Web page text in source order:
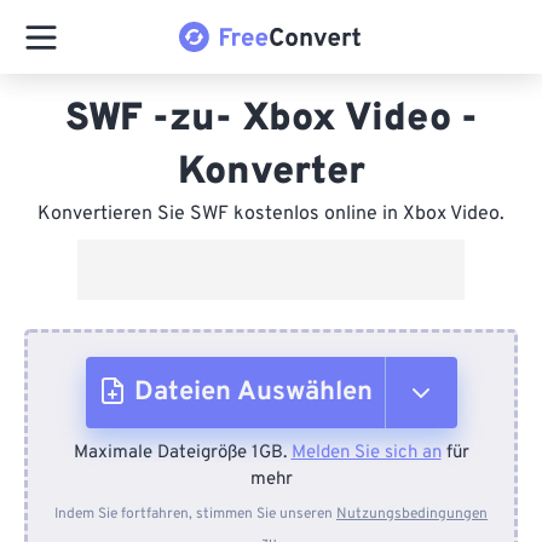
SWF -zu- Xbox Video -
Konverter
Konvertieren Sie SWF kostenlos online in Xbox Video.
Dateien Auswählen
Vom Gerät
Maximale Dateigröße 1GB.Melden Sie sich anfür
mehr
Indem Sie fortfahren, stimmen Sie unseren Nutzungsbedingungen